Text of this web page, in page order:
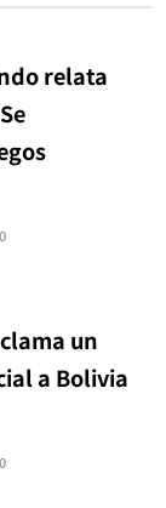
relata
0
un
a Bolivia
0